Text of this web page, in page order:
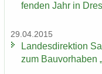
fen­den Jahr in
29.04.2015
Lan­des­di­rek­ti­on
zum Bau­vor­ha­ben